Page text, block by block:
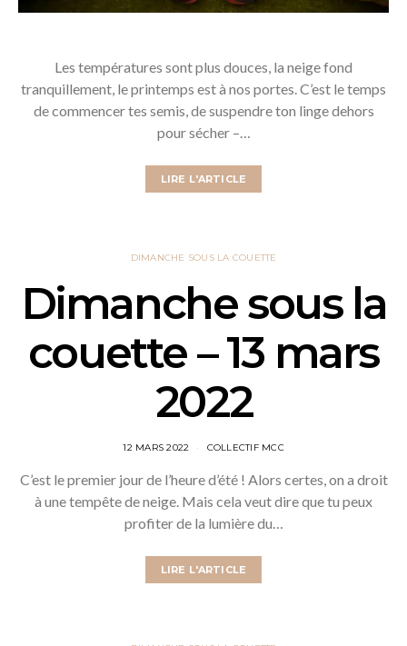
Les températures sont plus douces, la neige fond
tranquillement, le printemps est à nos portes. C’est le temps
de commencer tes semis, de suspendre ton linge dehors
pour sécher –…
LIRE L'ARTICLE
DIMANCHE SOUS LA COUETTE
Dimanche sous la
couette – 13 mars
2022
12 MARS 2022 COLLECTIF MCC
C’est le premier jour de l’heure d’été ! Alors certes, on a droit
à une tempête de neige. Mais cela veut dire que tu peux
profiter de la lumière du…
LIRE L'ARTICLE